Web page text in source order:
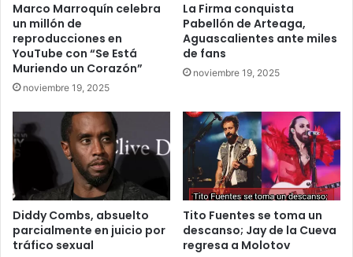
Marco Marroquín celebra
un millón de
reproducciones en
YouTube con “Se Está
Muriendo un Corazón”
noviembre 19, 2025
La Firma conquista
Pabellón de Arteaga,
Aguascalientes ante miles
de fans
noviembre 19, 2025
Diddy Combs, absuelto
parcialmente en juicio por
tráfico sexual
Tito Fuentes se toma un
descanso; Jay de la Cueva
regresa a Molotov